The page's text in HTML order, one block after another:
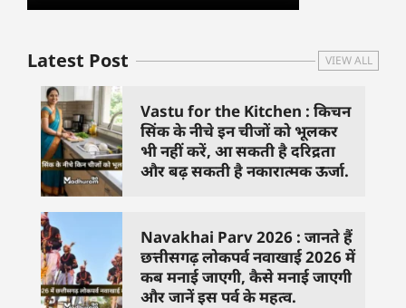
Latest Post VIEW ALL
Vastu for the Kitchen : किचन
सिंक के नीचे इन चीजों को भूलकर
भी नहीं करें, आ सकती है दरिद्रता
और बढ़ सकती है नकारात्मक ऊर्जा.
Navakhai Parv 2026 : जानते हैं
छत्तीसगढ़ लोकपर्व नवाखाई 2026 में
कब मनाई जाएगी, कैसे मनाई जाएगी
और जानें इस पर्व के महत्व.